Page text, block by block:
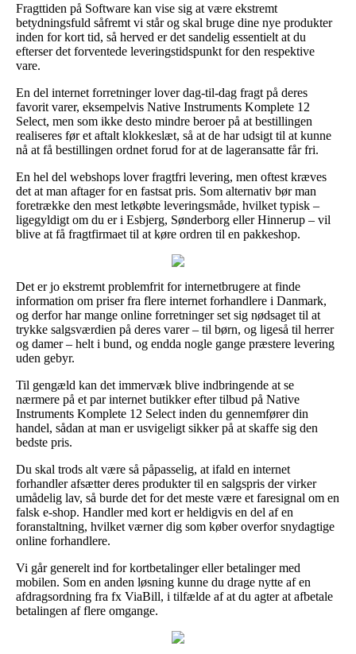
Fragttiden på Software kan vise sig at være ekstremt
betydningsfuld såfremt vi står og skal bruge dine nye produkter
inden for kort tid, så herved er det sandelig essentielt at du
efterser det forventede leveringstidspunkt for den respektive
vare.
En del internet forretninger lover dag-til-dag fragt på deres
favorit varer, eksempelvis Native Instruments Komplete 12
Select, men som ikke desto mindre beroer på at bestillingen
realiseres før et aftalt klokkeslæt, så at de har udsigt til at kunne
nå at få bestillingen ordnet forud for at de lageransatte får fri.
En hel del webshops lover fragtfri levering, men oftest kræves
det at man aftager for en fastsat pris. Som alternativ bør man
foretrække den mest letkøbte leveringsmåde, hvilket typisk –
ligegyldigt om du er i Esbjerg, Sønderborg eller Hinnerup – vil
blive at få fragtfirmaet til at køre ordren til en pakkeshop.
Det er jo ekstremt problemfrit for internetbrugere at finde
information om priser fra flere internet forhandlere i Danmark,
og derfor har mange online forretninger set sig nødsaget til at
trykke salgsværdien på deres varer – til børn, og ligeså til herrer
og damer – helt i bund, og endda nogle gange præstere levering
uden gebyr.
Til gengæld kan det immervæk blive indbringende at se
nærmere på et par internet butikker efter tilbud på Native
Instruments Komplete 12 Select inden du gennemfører din
handel, sådan at man er usvigeligt sikker på at skaffe sig den
bedste pris.
Du skal trods alt være så påpasselig, at ifald en internet
forhandler afsætter deres produkter til en salgspris der virker
umådelig lav, så burde det for det meste være et faresignal om en
falsk e-shop. Handler med kort er heldigvis en del af en
foranstaltning, hvilket værner dig som køber overfor snydagtige
online forhandlere.
Vi går generelt ind for kortbetalinger eller betalinger med
mobilen. Som en anden løsning kunne du drage nytte af en
afdragsordning fra fx ViaBill, i tilfælde af at du agter at afbetale
betalingen af flere omgange.